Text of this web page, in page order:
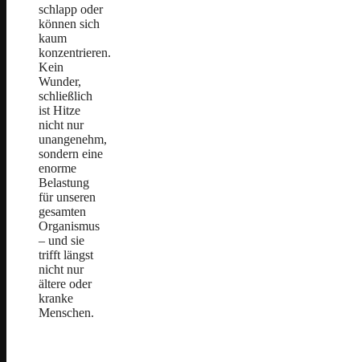
schlapp oder
können sich
kaum
konzentrieren.
Kein
Wunder,
schließlich
ist Hitze
nicht nur
unangenehm,
sondern eine
enorme
Belastung
für unseren
gesamten
Organismus
– und sie
trifft längst
nicht nur
ältere oder
kranke
Menschen.